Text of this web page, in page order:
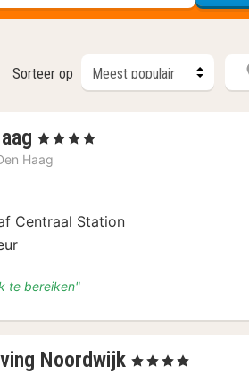
Sorteer op
2
nachten
124
, 4 Sterren
Haag
Centraal Station
te bereiken"
Noordwijk 2
, 4 Sterren